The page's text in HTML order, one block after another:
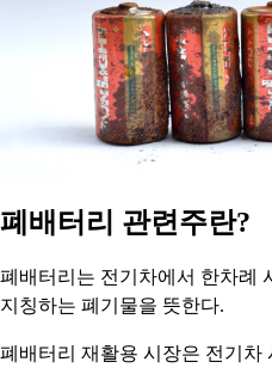
폐배터리 관련주란?
폐배터리는 전기차에서 한차례
지칭하는 폐기물을 뜻한다.
폐배터리 재활용 시장은 전기차